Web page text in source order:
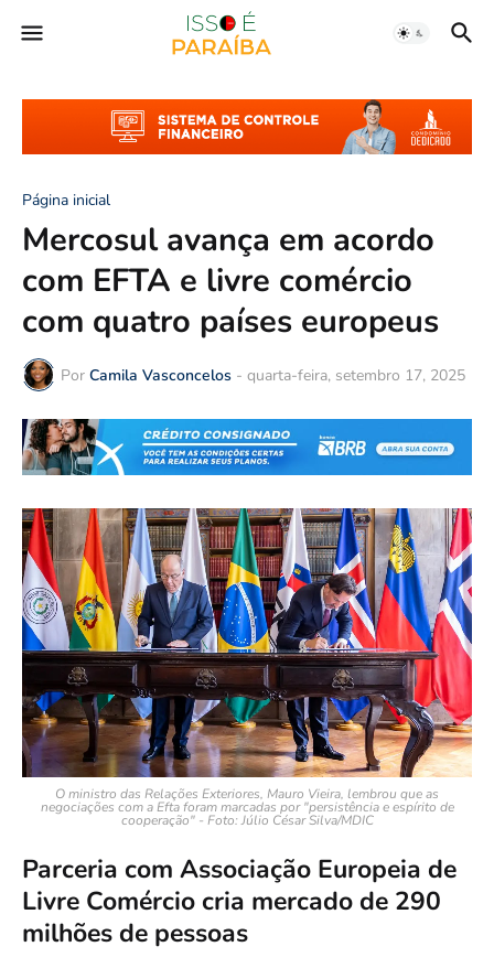
Página inicial
Mercosul avança em acordo
com EFTA e livre comércio
com quatro países europeus
Por Camila Vasconcelos - quarta-feira, setembro 17, 2025
O ministro das Relações Exteriores, Mauro Vieira, lembrou que as
negociações com a Efta foram marcadas por "persistência e espírito de
cooperação" - Foto: Júlio César Silva/MDIC
Parceria com Associação Europeia de
Livre Comércio cria mercado de 290
milhões de pessoas